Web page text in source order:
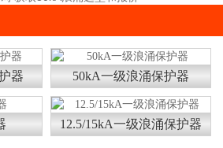
器 50kA一级浪涌保护器
12.5/15kA一级浪涌保护器